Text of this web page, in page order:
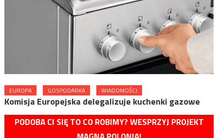
EUROPA GOSPODARKA WIADOMOŚCI
Komisja Europejska delegalizuje kuchenki gazowe
PODOBA CI SIĘ TO CO ROBIMY? WESPRZYJ PROJEKT